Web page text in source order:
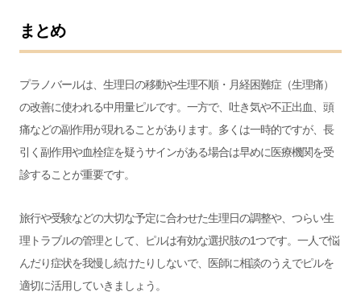
まとめ
プラノバールは、生理日の移動や生理不順・月経困難症（生理痛）
の改善に使われる中用量ピルです。一方で、吐き気や不正出血、頭
痛などの副作用が現れることがあります。多くは一時的ですが、長
引く副作用や血栓症を疑うサインがある場合は早めに医療機関を受
診することが重要です。
旅行や受験などの大切な予定に合わせた生理日の調整や、つらい生
理トラブルの管理として、ピルは有効な選択肢の1つです。一人で悩
んだり症状を我慢し続けたりしないで、医師に相談のうえでピルを
適切に活用していきましょう。